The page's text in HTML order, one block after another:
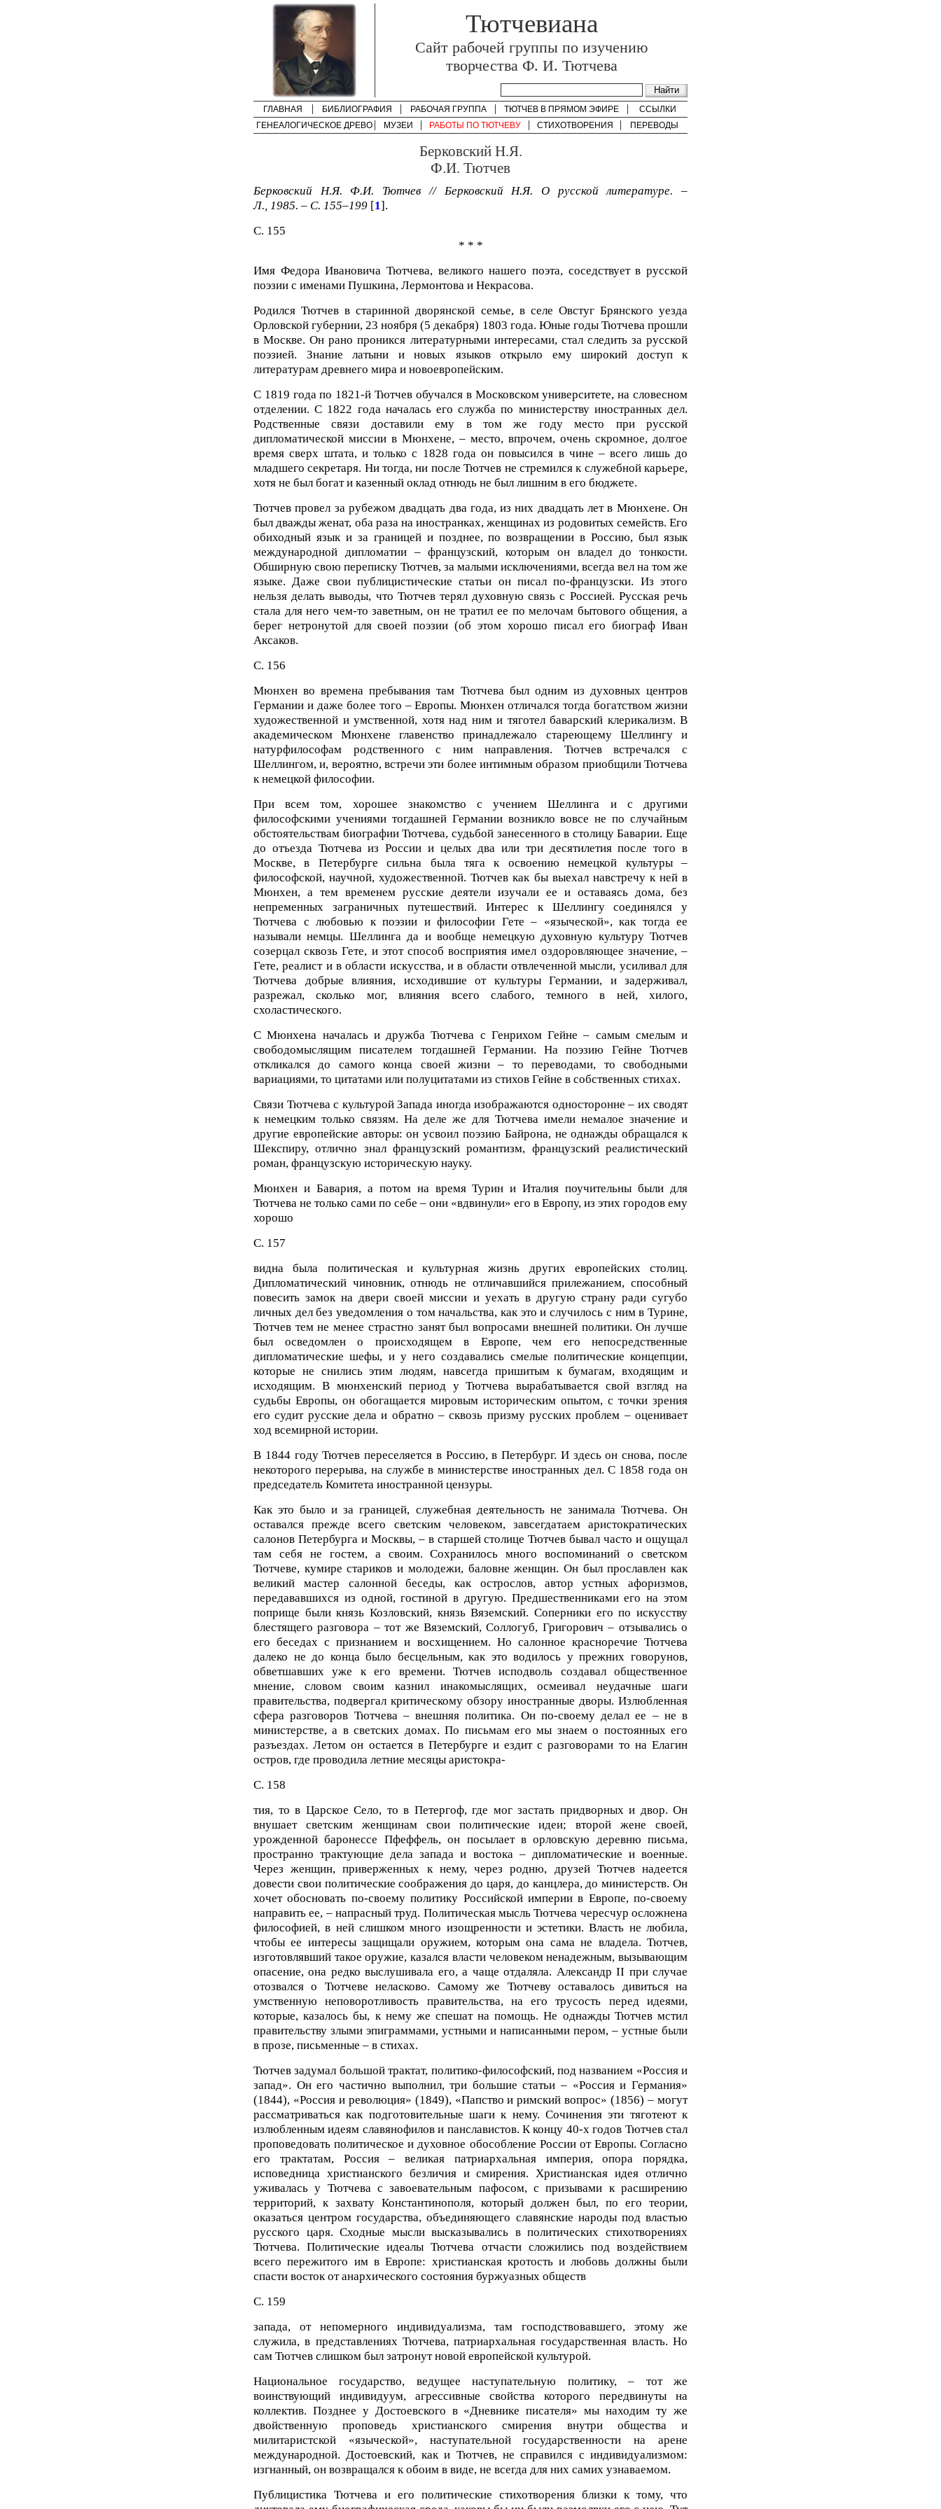
Тютчевиана
Cайт рабочей группы по изучению
творчества Ф. И. Тютчева
ГЛАВНАЯ БИБЛИОГРАФИЯ РАБОЧАЯ ГРУППА ТЮТЧЕВ В ПРЯМОМ ЭФИРЕ
ССЫЛКИ
ГЕНЕАЛОГИЧЕСКОЕ ДРЕВО
МУЗЕИ РАБОТЫ ПО ТЮТЧЕВУ СТИХОТВОРЕНИЯ ПЕРЕВОДЫ
Берковский Н.Я.
Ф.И. Тютчев
Берковский Н.Я. Ф.И. Тютчев // Берковский Н.Я. О русской литературе. –
Л., 1985. – С. 155–199 [1].
С. 155
* * *
Имя Федора Ивановича Тютчева, великого нашего поэта, соседствует в русской
поэзии с именами Пушкина, Лермонтова и Некрасова.
Родился Тютчев в старинной дворянской семье, в селе Овстуг Брянского уезда
Орловской губернии, 23 ноября (5 декабря) 1803 года. Юные годы Тютчева прошли
в Москве. Он рано проникся литературными интересами, стал следить за русской
поэзией. Знание латыни и новых языков открыло ему широкий доступ к
литературам древнего мира и новоевропейским.
С 1819 года по 1821-й Тютчев обучался в Московском университете, на словесном
отделении. С 1822 года началась его служба по министерству иностранных дел.
Родственные связи доставили ему в том же году место при русской
дипломатической миссии в Мюнхене, – место, впрочем, очень скромное, долгое
время сверх штата, и только с 1828 года он повысился в чине – всего лишь до
младшего секретаря. Ни тогда, ни после Тютчев не стремился к служебной карьере,
хотя не был богат и казенный оклад отнюдь не был лишним в его бюджете.
Тютчев провел за рубежом двадцать два года, из них двадцать лет в Мюнхене. Он
был дважды женат, оба раза на иностранках, женщинах из родовитых семейств. Его
обиходный язык и за границей и позднее, по возвращении в Россию, был язык
международной дипломатии – французский, которым он владел до тонкости.
Обширную свою переписку Тютчев, за малыми исключениями, всегда вел на том же
языке. Даже свои публицистические статьи он писал по-французски. Из этого
нельзя делать выводы, что Тютчев терял духовную связь с Россией. Русская речь
стала для него чем-то заветным, он не тратил ее по мелочам бытового общения, а
берег нетронутой для своей поэзии (об этом хорошо писал его биограф Иван
Аксаков.
С. 156
Мюнхен во времена пребывания там Тютчева был одним из духовных центров
Германии и даже более того – Европы. Мюнхен отличался тогда богатством жизни
художественной и умственной, хотя над ним и тяготел баварский клерикализм. В
академическом Мюнхене главенство принадлежало стареющему Шеллингу и
натурфилософам родственного с ним направления. Тютчев встречался с
Шеллингом, и, вероятно, встречи эти более интимным образом приобщили Тютчева
к немецкой философии.
При всем том, хорошее знакомство с учением Шеллинга и с другими
философскими учениями тогдашней Германии возникло вовсе не по случайным
обстоятельствам биографии Тютчева, судьбой занесенного в столицу Баварии. Еще
до отъезда Тютчева из России и целых два или три десятилетия после того в
Москве, в Петербурге сильна была тяга к освоению немецкой культуры –
философской, научной, художественной. Тютчев как бы выехал навстречу к ней в
Мюнхен, а тем временем русские деятели изучали ее и оставаясь дома, без
непременных заграничных путешествий. Интерес к Шеллингу соединялся у
Тютчева с любовью к поэзии и философии Гете – «языческой», как тогда ее
называли немцы. Шеллинга да и вообще немецкую духовную культуру Тютчев
созерцал сквозь Гете, и этот способ восприятия имел оздоровляющее значение, –
Гете, реалист и в области искусства, и в области отвлеченной мысли, усиливал для
Тютчева добрые влияния, исходившие от культуры Германии, и задерживал,
разрежал, сколько мог, влияния всего слабого, темного в ней, хилого,
схоластического.
С Мюнхена началась и дружба Тютчева с Генрихом Гейне – самым смелым и
свободомыслящим писателем тогдашней Германии. На поэзию Гейне Тютчев
откликался до самого конца своей жизни – то переводами, то свободными
вариациями, то цитатами или полуцитатами из стихов Гейне в собственных стихах.
Связи Тютчева с культурой Запада иногда изображаются односторонне – их сводят
к немецким только связям. На деле же для Тютчева имели немалое значение и
другие европейские авторы: он усвоил поэзию Байрона, не однажды обращался к
Шекспиру, отлично знал французский романтизм, французский реалистический
роман, французскую историческую науку.
Мюнхен и Бавария, а потом на время Турин и Италия поучительны были для
Тютчева не только сами по себе – они «вдвинули» его в Европу, из этих городов ему
хорошо
С. 157
видна была политическая и культурная жизнь других европейских столиц.
Дипломатический чиновник, отнюдь не отличавшийся прилежанием, способный
повесить замок на двери своей миссии и уехать в другую страну ради сугубо
личных дел без уведомления о том начальства, как это и случилось с ним в Турине,
Тютчев тем не менее страстно занят был вопросами внешней политики. Он лучше
был осведомлен о происходящем в Европе, чем его непосредственные
дипломатические шефы, и у него создавались смелые политические концепции,
которые не снились этим людям, навсегда пришитым к бумагам, входящим и
исходящим. В мюнхенский период у Тютчева вырабатывается свой взгляд на
судьбы Европы, он обогащается мировым историческим опытом, с точки зрения
его судит русские дела и обратно – сквозь призму русских проблем – оценивает
ход всемирной истории.
В 1844 году Тютчев переселяется в Россию, в Петербург. И здесь он снова, после
некоторого перерыва, на службе в министерстве иностранных дел. С 1858 года он
председатель Комитета иностранной цензуры.
Как это было и за границей, служебная деятельность не занимала Тютчева. Он
оставался прежде всего светским человеком, завсегдатаем аристократических
салонов Петербурга и Москвы, – в старшей столице Тютчев бывал часто и ощущал
там себя не гостем, а своим. Сохранилось много воспоминаний о светском
Тютчеве, кумире стариков и молодежи, баловне женщин. Он был прославлен как
великий мастер салонной беседы, как острослов, автор устных афоризмов,
передававшихся из одной, гостиной в другую. Предшественниками его на этом
поприще были князь Козловский, князь Вяземский. Соперники его по искусству
блестящего разговора – тот же Вяземский, Соллогуб, Григорович – отзывались о
его беседах с признанием и восхищением. Но салонное красноречие Тютчева
далеко не до конца было бесцельным, как это водилось у прежних говорунов,
обветшавших уже к его времени. Тютчев исподволь создавал общественное
мнение, словом своим казнил инакомыслящих, осмеивал неудачные шаги
правительства, подвергал критическому обзору иностранные дворы. Излюбленная
сфера разговоров Тютчева – внешняя политика. Он по-своему делал ее – не в
министерстве, а в светских домах. По письмам его мы знаем о постоянных его
разъездах. Летом он остается в Петербурге и ездит с разговорами то на Елагин
остров, где проводила летние месяцы аристокра-
С. 158
тия, то в Царское Село, то в Петергоф, где мог застать придворных и двор. Он
внушает светским женщинам свои политические идеи; второй жене своей,
урожденной баронессе Пфеффель, он посылает в орловскую деревню письма,
пространно трактующие дела запада и востока – дипломатические и военные.
Через женщин, приверженных к нему, через родню, друзей Тютчев надеется
довести свои политические соображения до царя, до канцлера, до министерств. Он
хочет обосновать по-своему политику Российской империи в Европе, по-своему
направить ее, – напрасный труд. Политическая мысль Тютчева чересчур осложнена
философией, в ней слишком много изощренности и эстетики. Власть не любила,
чтобы ее интересы защищали оружием, которым она сама не владела. Тютчев,
изготовлявший такое оружие, казался власти человеком ненадежным, вызывающим
опасение, она редко выслушивала его, а чаще отдаляла. Александр II при случае
отозвался о Тютчеве неласково. Самому же Тютчеву оставалось дивиться на
умственную неповоротливость правительства, на его трусость перед идеями,
которые, казалось бы, к нему же спешат на помощь. Не однажды Тютчев мстил
правительству злыми эпиграммами, устными и написанными пером, – устные были
в прозе, письменные – в стихах.
Тютчев задумал большой трактат, политико-философский, под названием «Россия и
запад». Он его частично выполнил, три большие статьи – «Россия и Германия»
(1844), «Россия и революция» (1849), «Папство и римский вопрос» (1856) – могут
рассматриваться как подготовительные шаги к нему. Сочинения эти тяготеют к
излюбленным идеям славянофилов и панславистов. К концу 40-х годов Тютчев стал
проповедовать политическое и духовное обособление России от Европы. Согласно
его трактатам, Россия – великая патриархальная империя, опора порядка,
исповедница христианского безличия и смирения. Христианская идея отлично
уживалась у Тютчева с завоевательным пафосом, с призывами к расширению
территорий, к захвату Константинополя, который должен был, по его теории,
оказаться центром государства, объединяющего славянские народы под властью
русского царя. Сходные мысли высказывались в политических стихотворениях
Тютчева. Политические идеалы Тютчева отчасти сложились под воздействием
всего пережитого им в Европе: христианская кротость и любовь должны были
спасти восток от анархического состояния буржуазных обществ
С. 159
запада, от непомерного индивидуализма, там господствовавшего, этому же
служила, в представлениях Тютчева, патриархальная государственная власть. Но
сам Тютчев слишком был затронут новой европейской культурой.
Национальное государство, ведущее наступательную политику, – тот же
воинствующий индивидуум, агрессивные свойства которого передвинуты на
коллектив. Позднее у Достоевского в «Дневнике писателя» мы находим ту же
двойственную проповедь христианского смирения внутри общества и
милитаристской «языческой», наступательной государственности на арене
международной. Достоевский, как и Тютчев, не справился с индивидуализмом:
изгнанный, он возвращался к обоим в виде, не всегда для них самих узнаваемом.
Публицистика Тютчева и его политические стихотворения близки к тому, что